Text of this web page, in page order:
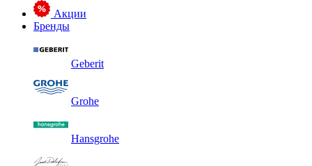
Акции
Бренды
Geberit
Grohe
Hansgrohe